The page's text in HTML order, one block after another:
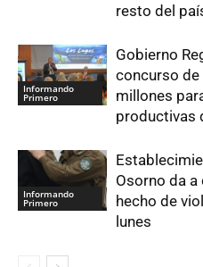
resto del
Informando
Primero
Gobierno
concurso
millones
productivas
Informando
Primero
Osorno da
hecho de
lunes